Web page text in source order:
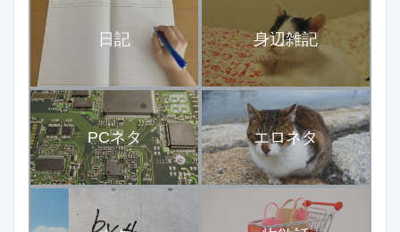
日記 身辺雑記
PCネタ エロネタ